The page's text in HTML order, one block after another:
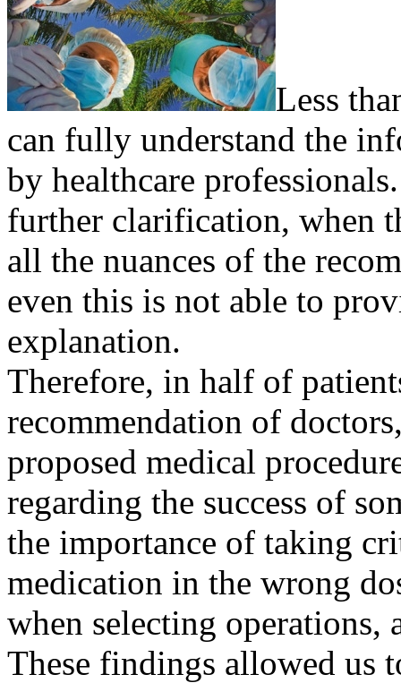
Less
can fully understand the
by healthcare
further clarification, when
all the nuances of the
even this is not able to
explanation.
Therefore, in half of
recommendation of
proposed medical
regarding the success of
the importance of taking
medication in the wrong
when selecting operations,
These findings allowed us